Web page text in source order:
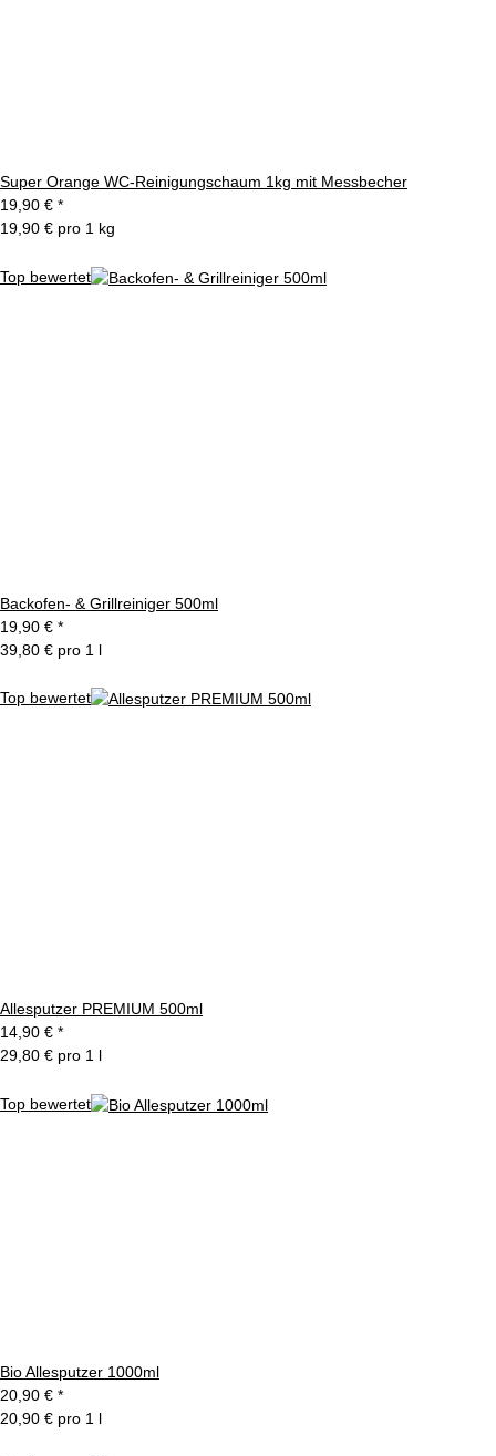
Super Orange WC-Reinigungschaum 1kg mit Messbecher
19,90 € *
19,90 € pro 1 kg
Top bewertet
Backofen- & Grillreiniger 500ml
19,90 € *
39,80 € pro 1 l
Top bewertet
Allesputzer PREMIUM 500ml
14,90 € *
29,80 € pro 1 l
Top bewertet
Bio Allesputzer 1000ml
20,90 € *
20,90 € pro 1 l